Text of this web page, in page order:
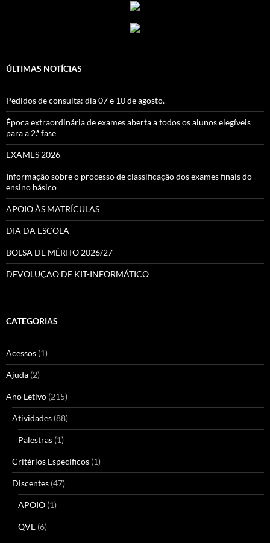
ÚLTIMAS NOTÍCIAS
Pedidos de consulta: dia 07 e 10 de agosto.
Época extraordinária de exames aberta a todos os alunos elegíveis
para a 2.ª fase
EXAMES 2026
Informação sobre o processo de classificação dos exames finais do
ensino básico
APOIO ÀS MATRÍCULAS
DIA DA ESCOLA
BOLSA DE MÉRITO 2026/27
DEVOLUÇÃO DE KIT-INFORMÁTICO
CATEGORIAS
Acessos (1)
Ajuda (2)
Ano Letivo (215)
Atividades (88)
Palestras (1)
Critérios Específicos (1)
Discentes (47)
APOIO (1)
QVE (6)